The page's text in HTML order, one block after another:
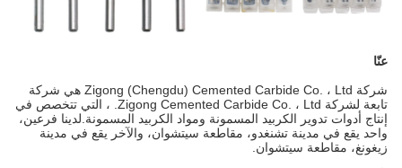
عنّا
شركة Zigong (Chengdu) Cemented Carbide Co. ، Ltd هي شركة
تابعة لشركة Zigong Cemented Carbide Co. ، Ltd. ، التي تتخصص في
إنتاج أدوات تدوير الكربيد المسمونة ومواد الكربيد المسمونة.لدينا فرعين،
واحد يقع في مدينة تشنغدو، مقاطعة سيتشوان، والآخر يقع في مدينة
زيغونغ، مقاطعة سيتشوان.